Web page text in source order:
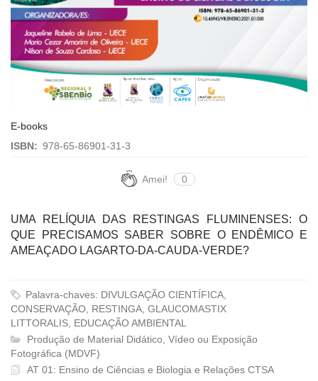
E-books
ISBN: 978-65-86901-31-3
Amei! 0
UMA RELÍQUIA DAS RESTINGAS FLUMINENSES: O
QUE PRECISAMOS SABER SOBRE O ENDÊMICO E
AMEAÇADO LAGARTO-DA-CAUDA-VERDE?
Palavra-chaves: DIVULGAÇÃO CIENTÍFICA,
CONSERVAÇÃO, RESTINGA, GLAUCOMASTIX
LITTORALIS, EDUCAÇÃO AMBIENTAL
Produção de Material Didático, Ví­deo ou Exposição
Fotográfica (MDVF)
AT 01: Ensino de Ciências e Biologia e Relações CTSA